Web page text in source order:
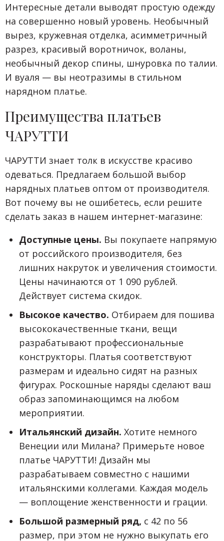
Интересные детали выводят простую одежду
на совершенно новый уровень. Необычный
вырез, кружевная отделка, асимметричный
разрез, красивый воротничок, воланы,
необычный декор спины, шнуровка по талии.
И вуаля — вы неотразимы в стильном
нарядном платье.
Преимущества платьев
ЧАРУТТИ
ЧАРУТТИ знает толк в искусстве красиво
одеваться. Предлагаем большой выбор
нарядных платьев оптом от производителя.
Вот почему вы не ошибетесь, если решите
сделать заказ в нашем интернет-магазине:
Доступные цены. Вы покупаете напрямую
от российского производителя, без
лишних накруток и увеличения стоимости.
Цены начинаются от 1 090 рублей.
Действует система скидок.
Высокое качество. Отбираем для пошива
высококачественные ткани, вещи
разрабатывают профессиональные
конструкторы. Платья соответствуют
размерам и идеально сидят на разных
фигурах. Роскошные наряды сделают ваш
образ запоминающимся на любом
мероприятии.
Итальянский дизайн. Хотите немного
Венеции или Милана? Примерьте новое
платье ЧАРУТТИ! Дизайн мы
разрабатываем совместно с нашими
итальянскими коллегами. Каждая модель
— воплощение женственности и грации.
Большой размерный ряд, с 42 по 56
размер, при этом не нужно выкупать его